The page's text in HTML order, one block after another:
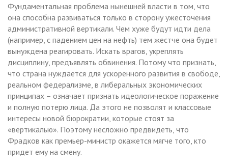
Фундаментальная проблема нынешней власти в том, что
она способна развиваться только в сторону ужесточения
административной вертикали. Чем хуже будут идти дела
(например, с падением цен на нефть) тем жестче она будет
вынуждена реагировать. Искать врагов, укреплять
дисциплину, предъявлять обвинения. Потому что признать,
что страна нуждается для ускоренного развития в свободе,
реальном федерализме, в либеральных экономических
принципах – означает признать идеологическое поражение
и полную потерю лица. Да этого не позволят и классовые
интересы новой бюрократии, которые стоят за
«вертикалью». Поэтому несложно предвидеть, что
Фрадков как премьер-министр окажется мягче того, кто
придет ему на смену.